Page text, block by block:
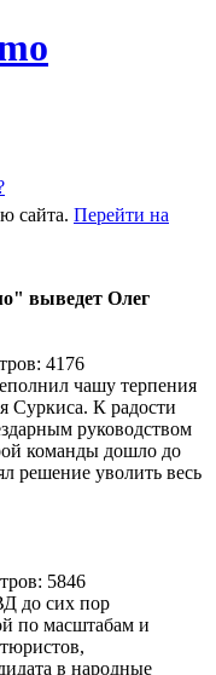
сайта. Перейти на
выведет Олег
4176
чашу терпения
Суркиса. К радости
руководством
команды дошло до
решение уволить весь
5846
до сих пор
по масштабам и
в народные